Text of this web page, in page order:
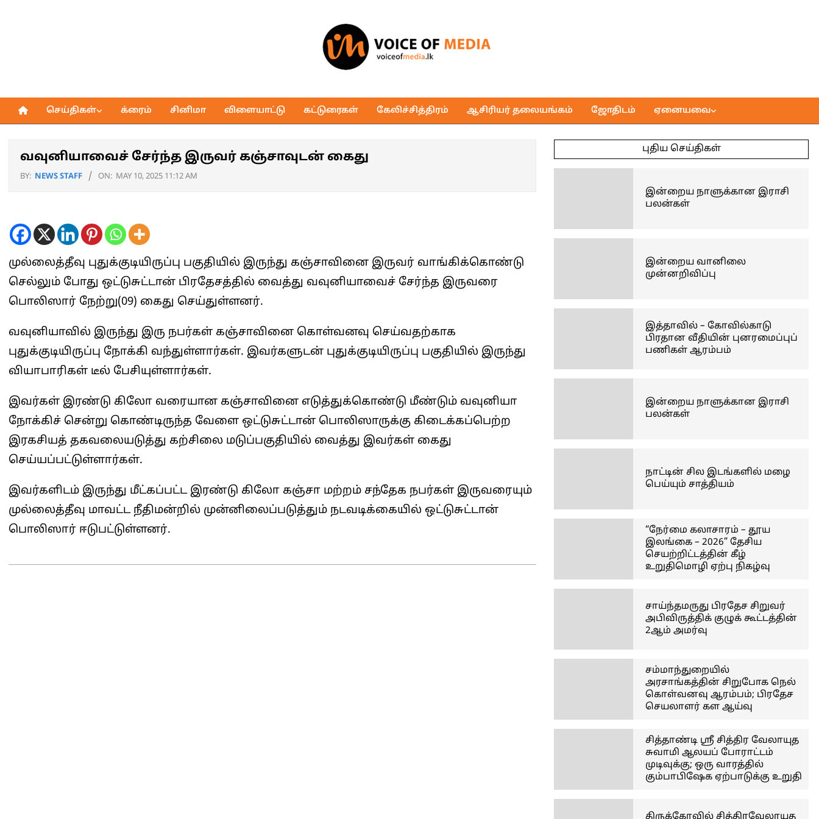
of
Media
Primary
செய்திகள் க்ரைம் சினிமா விளையாட்டு கட்டுரைகள் கேலிச்சித்திரம் ஆசிரியர் தலையங்கம் ஜோதிடம் ஏனையவை
வவுனியாவைச் சேர்ந்த இருவர் கஞ்சாவுடன் கைது
BY: NEWS STAFF ON: MAY 10, 2025 11:12 AM
முல்லைத்தீவு புதுக்குடியிருப்பு பகுதியில் இருந்து கஞ்சாவினை இருவர் வாங்கிக்கொண்டு
செல்லும் போது ஒட்டுசுட்டான் பிரதேசத்தில் வைத்து வவுனியாவைச் சேர்ந்த இருவரை
பொலிஸார் நேற்று(09) கைது செய்துள்ளனர்.
வவுனியாவில் இருந்து இரு நபர்கள் கஞ்சாவினை கொள்வனவு செய்வதற்காக
புதுக்குடியிருப்பு நோக்கி வந்துள்ளார்கள். இவர்களுடன் புதுக்குடியிருப்பு பகுதியில் இருந்து
வியாபாரிகள் டீல் பேசியுள்ளார்கள்.
இவர்கள் இரண்டு கிலோ வரையான கஞ்சாவினை எடுத்துக்கொண்டு மீண்டும் வவுனியா
நோக்கிச் சென்று கொண்டிருந்த வேளை ஒட்டுசுட்டான் பொலிஸாருக்கு கிடைக்கப்பெற்ற
இரகசியத் தகவலையடுத்து கற்சிலை மடுப்பகுதியில் வைத்து இவர்கள் கைது
செய்யப்பட்டுள்ளார்கள்.
இவர்களிடம் இருந்து மீட்கப்பட்ட இரண்டு கிலோ கஞ்சா மற்றம் சந்தேக நபர்கள் இருவரையும்
முல்லைத்தீவு மாவட்ட நீதிமன்றில் முன்னிலைப்படுத்தும் நடவடிக்கையில் ஒட்டுசுட்டான்
பொலிஸார் ஈடுபட்டுள்ளனர்.
புதிய செய்திகள்
இன்றைய நாளுக்கான இராசி
பலன்கள்
இன்றைய வானிலை
முன்னறிவிப்பு
இத்தாவில் – கோவில்காடு
பிரதான வீதியின் புனரமைப்புப்
பணிகள் ஆரம்பம்
இன்றைய நாளுக்கான இராசி
பலன்கள்
நாட்டின் சில இடங்களில் மழை
பெய்யும் சாத்தியம்
“நேர்மை கலாசாரம் – தூய
இலங்கை – 2026” தேசிய
செயற்றிட்டத்தின் கீழ்
உறுதிமொழி ஏற்பு நிகழ்வு
சாய்ந்தமருது பிரதேச சிறுவர்
அபிவிருத்திக் குழுக் கூட்டத்தின்
2ஆம் அமர்வு
சம்மாந்துறையில்
அரசாங்கத்தின் சிறுபோக நெல்
கொள்வனவு ஆரம்பம்; பிரதேச
செயலாளர் கள ஆய்வு
சித்தாண்டி ஸ்ரீ சித்திர வேலாயுத
சுவாமி ஆலயப் போராட்டம்
முடிவுக்கு; ஒரு வாரத்தில்
கும்பாபிஷேக ஏற்பாடுக்கு உறுதி